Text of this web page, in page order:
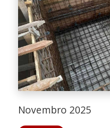
Novembro 2025